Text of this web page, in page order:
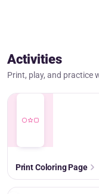
Activities
Print, play, and practice
Print Coloring Page